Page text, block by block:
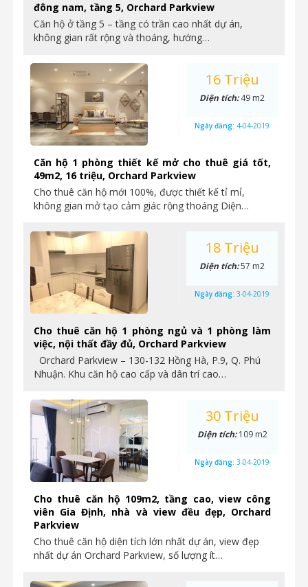
đông nam, tầng 5, Orchard Parkview
Căn hộ ở tầng 5 – tầng có trần cao nhất dự án,
không gian rất rộng và thoáng, hướng…
Căn hộ 1 phòng thiết kế mở cho thuê giá tốt,
49m2, 16 triệu, Orchard Parkview
Cho thuê căn hộ mới 100%, được thiết kế tỉ mỉ,
không gian mở tạo cảm giác rộng thoáng Diện…
16 Triệu
Diện tích:49 m2
Ngày đăng: 4-04-2019
Cho thuê căn hộ 1 phòng ngủ và 1 phòng làm
việc, nội thất đầy đủ, Orchard Parkview
Orchard Parkview – 130-132 Hồng Hà, P.9, Q. Phú
Nhuận. Khu căn hộ cao cấp và dân trí cao…
18 Triệu
Diện tích:57 m2
Ngày đăng: 3-04-2019
Cho thuê căn hộ 109m2, tầng cao, view công
viên Gia Định, nhà và view đều đẹp, Orchard
Parkview
Cho thuê căn hộ diện tích lớn nhất dự án, view đẹp
nhất dự án Orchard Parkview, số lượng ít…
30 Triệu
Diện tích:109 m2
Ngày đăng: 3-04-2019